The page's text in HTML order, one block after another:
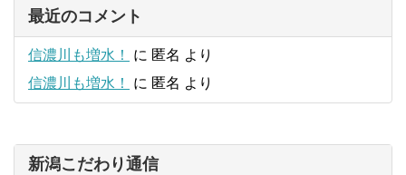
最近のコメント
信濃川も増水！ に 匿名 より
信濃川も増水！
に 匿名 より
新潟こだわり通信